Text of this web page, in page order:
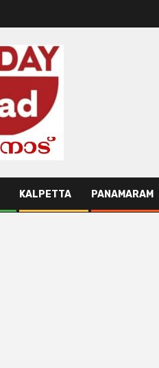
KALPETTA PANAMARAM